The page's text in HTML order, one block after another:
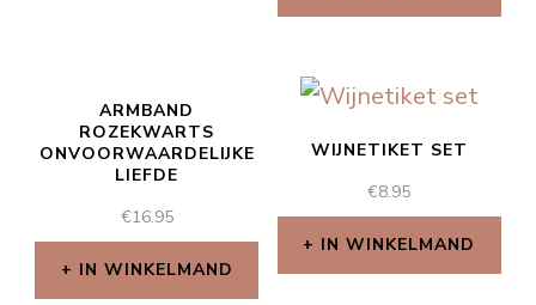
ARMBAND
ROZEKWARTS
ONVOORWAARDELIJKE
LIEFDE
€16.95
IN WINKELMAND
WIJNETIKET SET
€8.95
IN WINKELMAND